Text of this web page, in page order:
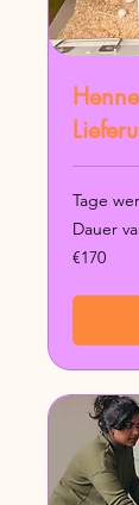
Tage
Dauer
170
euros
€170